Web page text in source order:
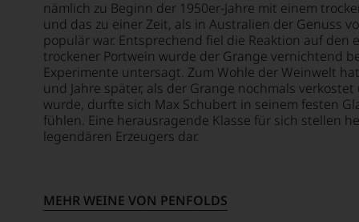
renommierter
Weinjournalisten
oder
Fachpublikationen
in
unseren
Aussendungen
oder
um
nämlich zu Beginn der 1950er-Jahre mit einem
und das zu einer Zeit, als in Australien der Genuss
populär war. Entsprechend fiel die Reaktion auf den
trockener Portwein wurde der Grange vernichtend
Experimente untersagt. Zum Wohle der Weinwelt
und Jahre später, als der Grange nochmals
wurde, durfte sich Max Schubert in seinem festen
fühlen. Eine herausragende Klasse für sich stellen
legendären Erzeugers dar.
MEHR WEINE VON PENFOLDS